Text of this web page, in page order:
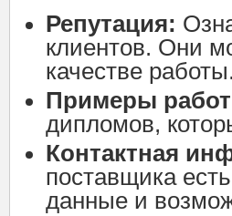
Репутация:
клиентов. Они
качестве работы.
Примеры
дипломов,
Контактная
поставщика
данные и